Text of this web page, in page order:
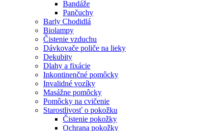
Bandáže
Pančuchy
Barly Chodidlá
Biolampy
Čistenie vzduchu
Dávkovače poliče na lieky
Dekubity
Dlahy a fixácie
Inkontinenčné pomôcky
Invalidné vozíky
Masážne pomôcky
Pomôcky na cvičenie
Starostlivosť o pokožku
Čistenie pokožky
Ochrana pokožky